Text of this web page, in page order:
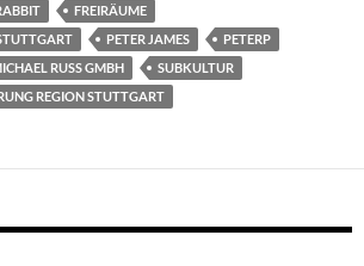
FREIRÄUME
PETER JAMES
PETERP
RUSS GMBH
SUBKULTUR
REGION STUTTGART